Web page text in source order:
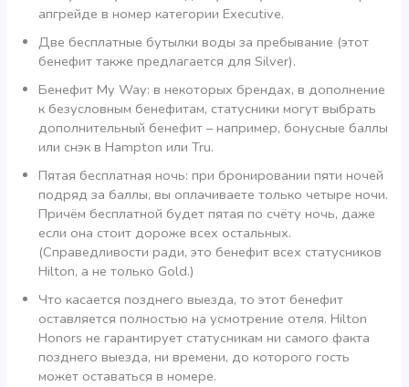
апгрейде в номер категории Executive.
Две бесплатные бутылки воды за пребывание (этот
бенефит также предлагается для Silver).
Бенефит My Way: в некоторых брендах, в дополнение
к безусловным бенефитам, статусники могут выбрать
дополнительный бенефит – например, бонусные баллы
или снэк в Hampton или Tru.
Пятая бесплатная ночь: при бронировании пяти ночей
подряд за баллы, вы оплачиваете только четыре ночи.
Причём бесплатной будет пятая по счёту ночь, даже
если она стоит дороже всех остальных.
(Справедливости ради, это бенефит всех статусников
Hilton, а не только Gold.)
Что касается позднего выезда, то этот бенефит
оставляется полностью на усмотрение отеля. Hilton
Honors не гарантирует статусникам ни самого факта
позднего выезда, ни времени, до которого гость
может оставаться в номере.